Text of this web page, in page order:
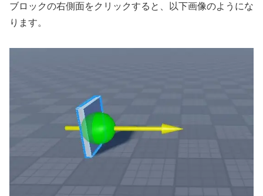
ブロックの右側面をクリックすると、以下画像のようにな
ります。